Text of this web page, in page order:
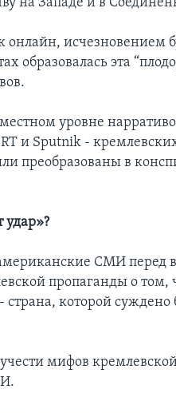
онлайн, исчезновением
эта
уровне
и Sputnik -
преобразованы в
СМИ перед
пропаганды о
страна, которой
мифов